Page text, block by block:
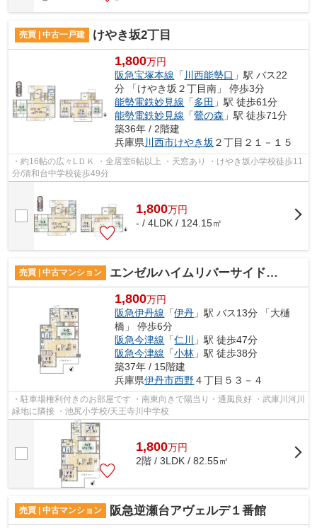
売買 | 中古一戸建 けやき坂2丁目
1,800万円
阪急宝塚本線 「 川西能勢口 」駅 バス22
分 「けやき坂２丁目南」 停歩3分
能勢電鉄妙見線 「多田 」駅 徒歩61分
能勢電鉄妙見線 「鶯の森 」駅 徒歩71分
築36年 / 2階建
兵庫県 川西市けやき坂 ２丁目２１－１５
・約16帖の広々LＤＫ ・全居室6帖以上 ・天窓あり ・けやき坂小学校徒歩11
分/清和台中学校徒歩49分
1,800万円
- / 4LDK / 124.15㎡
売買 | 中古マンション エンゼルハイムリバーサイド武庫川
1,800万円
阪急伊丹線 「伊丹 」駅 バス13分 「大樋
橋」 停歩6分
阪急今津線 「仁川
」駅 徒歩47分
阪急今津線 「小林 」駅 徒歩38分
築37年 / 15階建
兵庫県伊丹市西野４丁目５３－４
・駐車場権利付きのお部屋です ・南東向きで陽当り・通風良好 ・武庫川河川
緑地に隣接 ・池尻小学校/天王寺川中学校
1,800万円
2階 / 3LDK / 82.55㎡
売買 | 中古マンション 阪急逆瀬台アヴェルデ１番館